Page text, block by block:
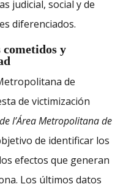
judicial, social y de
diferenciados.
y
de
de victimización
l’Área Metropolitana de
de identificar los
efectos que generan
Los últimos datos